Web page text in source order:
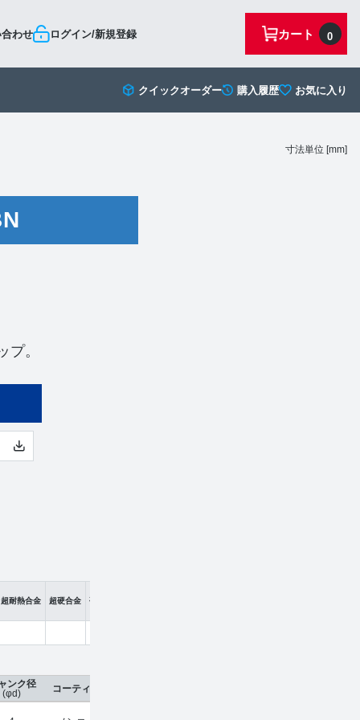
わせ ログイン/新規登録 0
カート
クイックオーダー 購入履歴 お気に入り
。
超耐熱合金 超硬合金
硬脆材
寸法単位 [mm]
ンク径
(φd)
コーティング